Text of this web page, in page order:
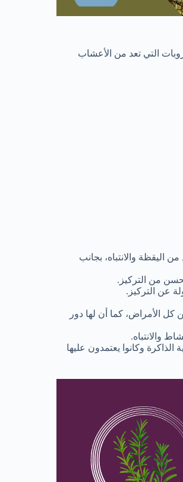
التي تعد من الأعشاب
اليقظة والانتباه، بجانب
من التركيز.
عن التركيز.
كل الأمراض، كما أن لها دور
والانتباه.
وكانوا يعتمدون عليها